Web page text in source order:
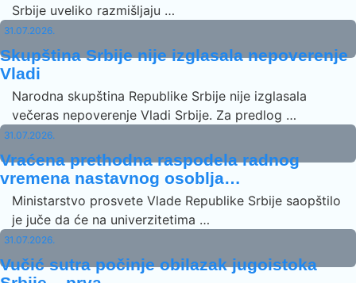
Srbije uveliko razmišljaju …
31.07.2026.
Skupština Srbije nije izglasala nepoverenje
Vladi
Narodna skupština Republike Srbije nije izglasala
večeras nepoverenje Vladi Srbije. Za predlog …
31.07.2026.
Vraćena prethodna raspodela radnog
vremena nastavnog osoblja…
Ministarstvo prosvete Vlade Republike Srbije saopštilo
je juče da će na univerzitetima …
31.07.2026.
Vučić sutra počinje obilazak jugoistoka